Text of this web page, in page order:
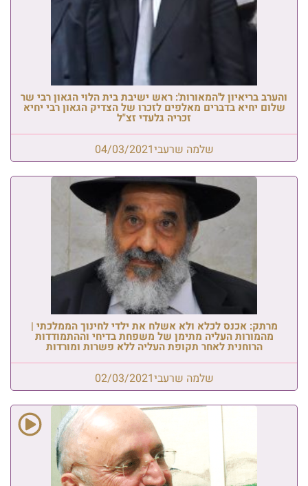
והערב בריאיון ל'המאורות': ראש ישיבת בית הלוי הגאון רבי שר
שלום יחיא בדברים מאלפים לזכרו של הצדיק הגאון רבי יחיא
זכריה גלעדי זצ"ל
שלמה שרעבי04/03/2021
מרתק: אכנס לכלא ולא אשלח את ילדי לחינוך הממלכתי |
מהמורות העליה מתימן של משפחת בדיחי וההתמודדות
הרוחנית לאחר תקופת העליה ללא פשרות ומורדות
שלמה שרעבי02/03/2021